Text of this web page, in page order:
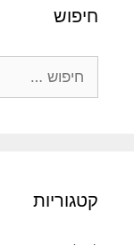
חיפוש
קטגוריות